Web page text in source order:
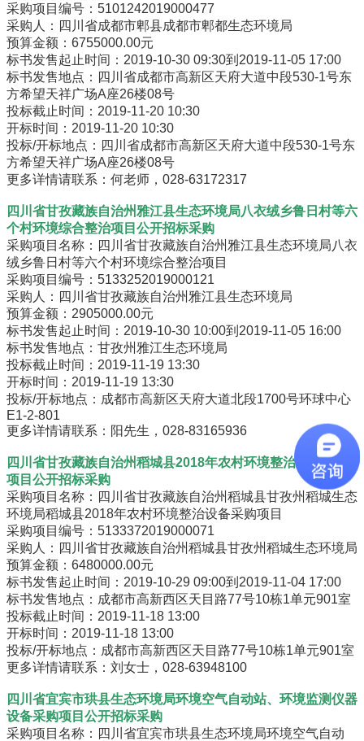
采购项目编号：5101242019000477
采购人：四川省成都市郫县成都市郫都生态环境局
预算金额：6755000.00元
标书发售起止时间：2019-10-30 09:30到2019-11-05 17:00
标书发售地点：四川省成都市高新区天府大道中段530-1号东
方希望天祥广场A座26楼08号
投标截止时间：2019-11-20 10:30
开标时间：2019-11-20 10:30
投标/开标地点：四川省成都市高新区天府大道中段530-1号东
方希望天祥广场A座26楼08号
更多详情请联系：何老师，028-63172317
四川省甘孜藏族自治州雅江县生态环境局八衣绒乡鲁日村等六
个村环境综合整治项目公开招标采购
采购项目名称：四川省甘孜藏族自治州雅江县生态环境局八衣
绒乡鲁日村等六个村环境综合整治项目
采购项目编号：5133252019000121
采购人：四川省甘孜藏族自治州雅江县生态环境局
预算金额：2905000.00元
标书发售起止时间：2019-10-30 10:00到2019-11-05 16:00
标书发售地点：甘孜州雅江生态环境局
投标截止时间：2019-11-19 13:30
开标时间：2019-11-19 13:30
投标/开标地点：成都市高新区天府大道北段1700号环球中心
E1-2-801
更多详情请联系：阳先生，028-83165936
四川省甘孜藏族自治州稻城县2018年农村环境整治设备采购
项目公开招标采购
采购项目名称：四川省甘孜藏族自治州稻城县甘孜州稻城生态
环境局稻城县2018年农村环境整治设备采购项目
采购项目编号：5133372019000071
采购人：四川省甘孜藏族自治州稻城县甘孜州稻城生态环境局
预算金额：6480000.00元
标书发售起止时间：2019-10-29 09:00到2019-11-04 17:00
标书发售地点：成都市高新西区天目路77号10栋1单元901室
投标截止时间：2019-11-18 13:00
开标时间：2019-11-18 13:00
投标/开标地点：成都市高新西区天目路77号10栋1单元901室
更多详情请联系：刘女士，028-63948100
四川省宜宾市珙县生态环境局环境空气自动站、环境监测仪器
设备采购项目公开招标采购
采购项目名称：四川省宜宾市珙县生态环境局环境空气自动